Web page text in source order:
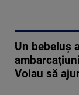
Un bebeluş
Voiau să